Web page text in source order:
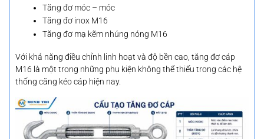
Tăng đơ móc – móc
Tăng đơ inox M16
Tăng đơ mạ kẽm nhúng nóng M16
Với khả năng điều chỉnh linh hoạt và độ bền cao, tăng đơ cáp
M16 là một trong những phụ kiện không thể thiếu trong các hệ
thống căng kéo cáp hiện nay.